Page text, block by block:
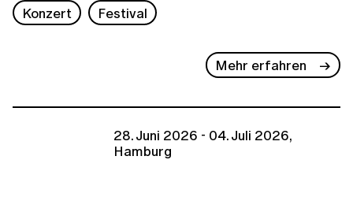
Konzert Festival
Mehr erfahren
28. Juni 2026 - 04. Juli 2026,
Hamburg